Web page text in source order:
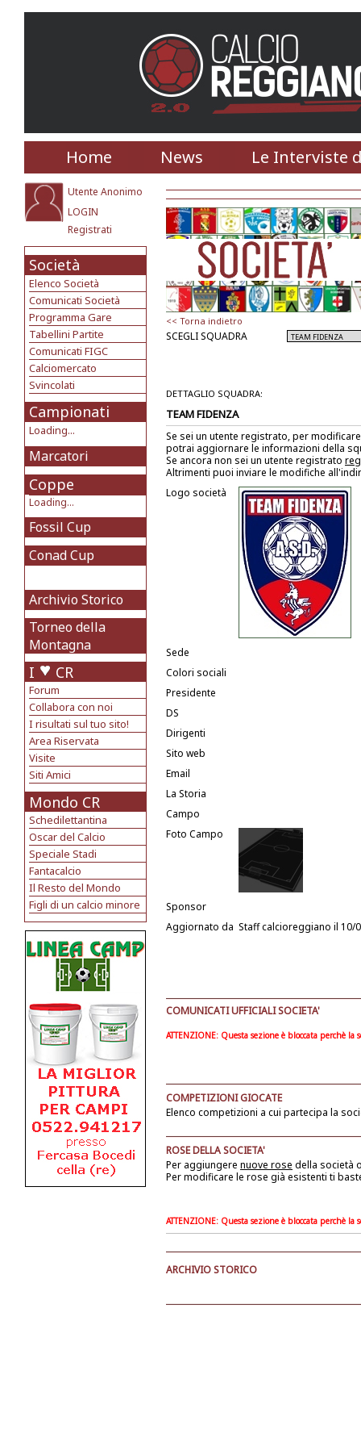
Home News Le Interviste
Utente Anonimo
LOGIN
Registrati
Società
Elenco Società
Comunicati Società
Programma Gare
Tabellini Partite
Comunicati FIGC
Calciomercato
Svincolati
Campionati
Loading...
Marcatori
Coppe
Loading...
Fossil Cup
Conad Cup
Archivio Storico
Torneo della
Montagna
I CR
Forum
Collabora con noi
I risultati sul tuo sito!
Area Riservata
Visite
Siti Amici
Mondo CR
Schedilettantina
Oscar del Calcio
Speciale Stadi
Fantacalcio
Il Resto del Mondo
Figli di un calcio minore
<< Torna indietro
SCEGLI SQUADRA
DETTAGLIO SQUADRA:
TEAM FIDENZA
Se sei un utente registrato, per
potrai aggiornare le informazioni della
Se ancora non sei un utente registrato
Altrimenti puoi inviare le modifiche
Logo società
Sede
Colori sociali
Presidente
DS
Dirigenti
Sito web
Email
La Storia
Campo
Foto Campo
Sponsor
Aggiornato da Staff calcioreggiano il 10/
COMUNICATI UFFICIALI SOCIETA'
ATTENZIONE: Questa sezione è bloccata perchè
COMPETIZIONI GIOCATE
Elenco competizioni a cui partecipa la
ROSE DELLA SOCIETA'
Per aggiungere nuove rose della società
Per modificare le rose già esistenti ti
ATTENZIONE: Questa sezione è bloccata perchè
ARCHIVIO STORICO